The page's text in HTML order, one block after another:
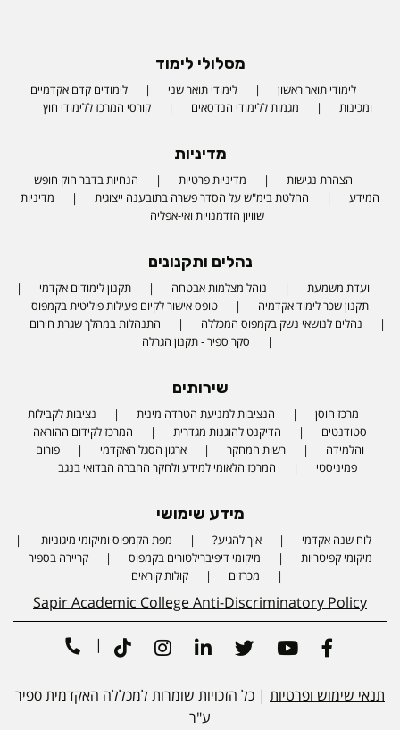
מסלולי לימוד
לימודי תואר ראשון לימודי תואר שני
לימודים קדם אקדמיים
ומכינות
מגמות ללימודי הנדסאים קורסי המרכז ללימודי חוץ
מדיניות
הצהרת נגישות מדיניות פרטיות
הנחיות בדבר חוק חופש
המידע
החלטת בימ"ש על הסדר פשרה בתובענה ייצוגית
מדיניות
שוויון הזדמנויות ואי-אפליה
נהלים ותקנונים
ועדת משמעת נוהל מצלמות אבטחה
תקנון לימודים אקדמי
תקנון שכר לימוד אקדמיה
טופס אישור לקיום פעילות פוליטית בקמפוס
נהלים לנושאי נשק בקמפוס המכללה
התנהלות במהלך שגרת חירום
סקר ספיר - תקנון הגרלה
שירותים
מרכז חוסן הנציבות למניעת הטרדה מינית
נציבות לקבילות
סטודנטים
הדיקנט להוגנות מגדרית
המרכז לקידום ההוראה
והלמידה
רשות המחקר ארגון הסגל האקדמי
פורום
פמיניסטי
המרכז הלאומי למידע ולחקר החברה הבדואי בנגב
מידע שימושי
לוח שנה אקדמי איך להגיע?
מפת הקמפוס ומיקומי מיגוניות
מיקומי קפיטריות
מיקומי דיפיברילטורים בקמפוס
קריירה בספיר
מכרזים
קולות קוראים
Sapir Academic College Anti-Discriminatory Policy
תנאי שימוש ופרטיות | כל הזכויות שומרות למכללה האקדמית ספיר
ע"ר
Facebook
Youtube
Twitter
Linkedin
Instagram
Tiktok
|
Phone number